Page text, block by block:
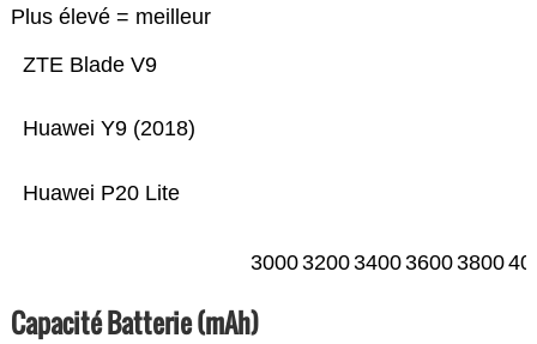
Plus élevé = meilleur
Huawei P20 Lite
Huawei Y9 (2018)
ZTE Blade V9
30003200340036003800
Capacité Batterie (mAh)